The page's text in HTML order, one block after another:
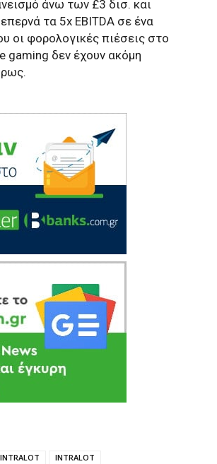
άνω των £3 δισ. και
τα 5x EBITDA σε ένα
οι φορολογικές πιέσεις στο
gaming δεν έχουν ακόμη
INTRALOT